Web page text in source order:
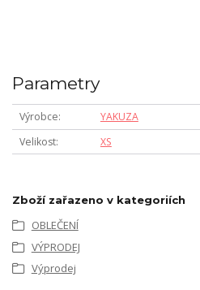
Parametry
Výrobce
YAKUZA
Velikost
XS
Zboží zařazeno v kategoriích
OBLEČENÍ
VÝPRODEJ
Výprodej